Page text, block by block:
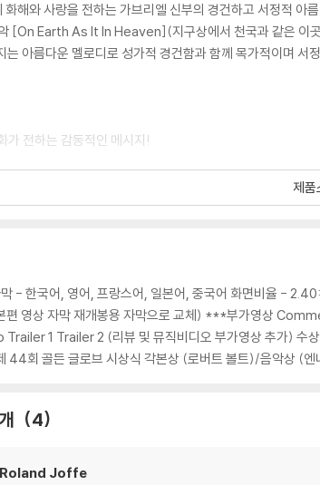
해와 사랑을 전하는 가브리엘 신부의 경건하고 서정적 아
[On Earth As It In Heaven](지구상에서 천국과 같은
아름다운 멜로디로 성가적 경건함과 함께 목가적이며 서
가 전하는 감동적인 메시지!
와 브라질의 국경 부근에 일어난 실화를 바탕으로, 원주민
게 그린 종교 영화. 1986년 제39회 칸느 영화제 그랑프리
치는 곡이며, 나머지 곡들에서도 전율을 느낄 정도의 아름다
상반된 예수회의 두 신부, 가브리엘와 로드리고 신부는 바
있는 과라니 족이 카톨릭을 따르는 포르투칼로부터 보호
도를 합법화한 포루트칼 왕의 식민지에 편입되자 이들의
발휘하려 한다. 인디오들과의 생활 이후 가브리엘 신부는
제품
- 한국어, 영어, 프랑스어, 일본어, 중국어 화면비율 -
편 영상 자막 재개봉용 자막으로 교체) ***부가영상
1 Trailer 2 (리뷰 및 뮤직비디오 부가영상 추가) 수
44회 골든 글로브 시상식 각본상 (로버트 볼트)/음악상 (
4
Roland Joffe